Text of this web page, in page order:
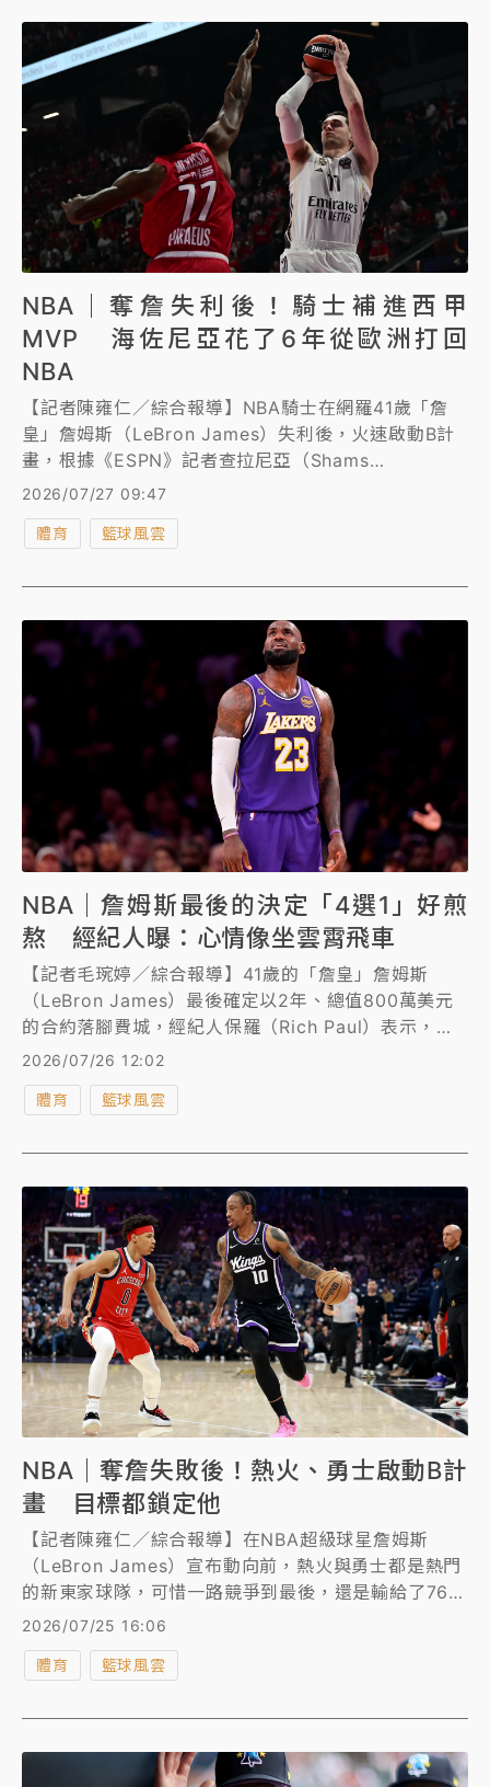
NBA｜奪詹失利後！騎士補進西甲
MVP 海佐尼亞花了6年從歐洲打回
NBA
【記者陳雍仁／綜合報導】NBA騎士在網羅41歲「詹
皇」詹姆斯（LeBron James）失利後，火速啟動B計
畫，根據《ESPN》記者查拉尼亞（Shams
Charania）報導，騎士以1年280萬美元的短約，簽下
前NBA首輪第5順位、克羅埃西亞前鋒海佐尼亞
（Mario Hezonja），他在上季勇奪西甲MVP。
2026/07/27 09:47
體育 籃球風雲
NBA｜詹姆斯最後的決定「4選1」好煎
熬 經紀人曝：心情像坐雲霄飛車
【記者毛琬婷／綜合報導】41歲的「詹皇」詹姆斯
（LeBron James）最後確定以2年、總值800萬美元
的合約落腳費城，經紀人保羅（Rich Paul）表示，詹
姆斯決定的過程，心情都像是在搭雲霄飛車，「我每天
2026/07/26 12:02
體育 籃球風雲
NBA｜奪詹失敗後！熱火、勇士啟動B計
畫 目標都鎖定他
【記者陳雍仁／綜合報導】在NBA超級球星詹姆斯
（LeBron James）宣布動向前，熱火與勇士都是熱門
的新東家球隊，可惜一路競爭到最後，還是輸給了76
人，而在「奪詹」作戰失利後，兩隊都傳出啟動B計
畫，目標都鎖定準名人堂球星、中距離大師狄羅仁
（DeMar DeRozan），預料又將掀起另一波搶人大
2026/07/25 16:06
體育 籃球風雲